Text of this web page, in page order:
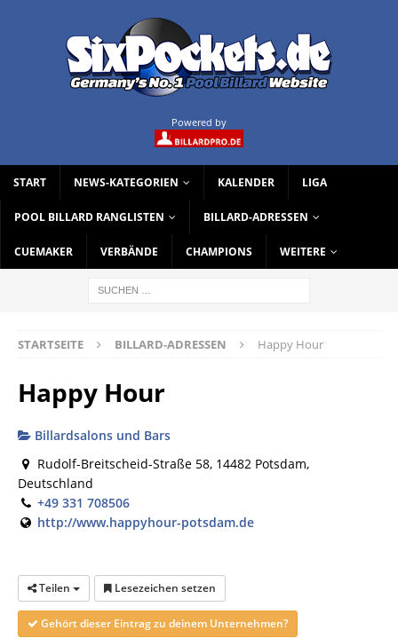
Powered by
START NEWS-KATEGORIEN KALENDER LIGA
POOL BILLARD RANGLISTEN BILLARD-ADRESSEN
CUEMAKER VERBÄNDE CHAMPIONS WEITERE
STARTSEITE BILLARD-ADRESSEN Happy Hour
Happy Hour
Billardsalons und Bars
Rudolf-Breitscheid-Straße 58, 14482 Potsdam,
Deutschland
+49 331 708506
http://www.happyhour-potsdam.de
Teilen Lesezeichen setzen
Gehört dieser Eintrag zu deinem Unternehmen?